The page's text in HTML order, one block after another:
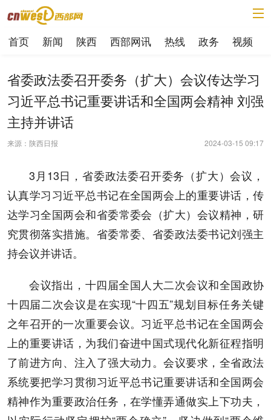
首页 新闻 陕西 西部网讯 热线 政务 视频
省委政法委召开委务（扩大）会议传达学习
习近平总书记重要讲话和全国两会精神 刘强
主持并讲话
来源：陕西日报 2024-03-15 09:17
3月13日，省委政法委召开委务（扩大）会议，
认真学习习近平总书记在全国两会上的重要讲话，传
达学习全国两会和省委常委会（扩大）会议精神，研
究贯彻落实措施。省委常委、省委政法委书记刘强主
持会议并讲话。
会议指出，十四届全国人大二次会议和全国政协
十四届二次会议是在实现“十四五”规划目标任务关键
之年召开的一次重要会议。习近平总书记在全国两会
上的重要讲话，为我们奋进中国式现代化新征程指明
了前进方向、注入了强大动力。会议要求，全省政法
系统要把学习贯彻习近平总书记重要讲话和全国两会
精神作为重要政治任务，在学懂弄通做实上下功夫，